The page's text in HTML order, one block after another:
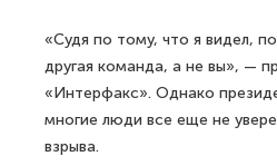
«Судя по тому, что я видел,
другая команда, а не вы», —
«Интерфакс». Однако
многие люди все еще не
взрыва.